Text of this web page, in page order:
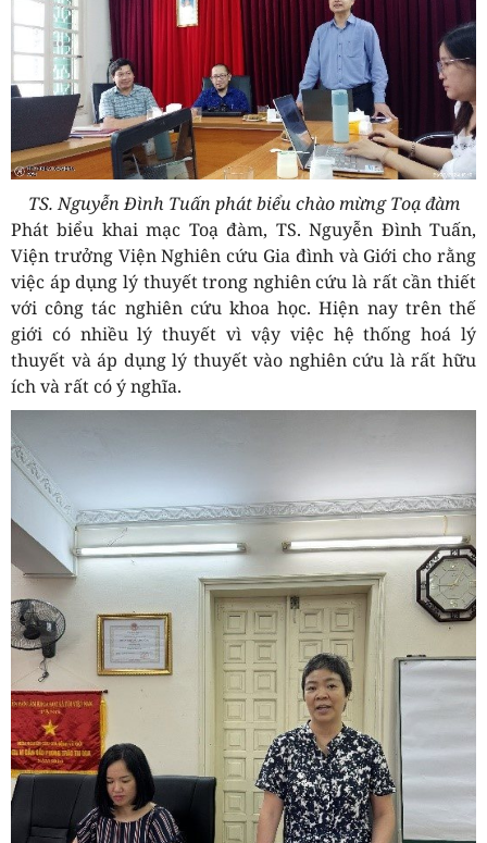
TS. Nguyễn Đình Tuấn phát biểu chào mừng Toạ đàm
Phát biểu khai mạc Toạ đàm, TS. Nguyễn Đình Tuấn,
Viện trưởng Viện Nghiên cứu Gia đình và Giới cho rằng
việc áp dụng lý thuyết trong nghiên cứu là rất cần thiết
với công tác nghiên cứu khoa học. Hiện nay trên thế
giới có nhiều lý thuyết vì vậy việc hệ thống hoá lý
thuyết và áp dụng lý thuyết vào nghiên cứu là rất hữu
ích và rất có ý nghĩa.